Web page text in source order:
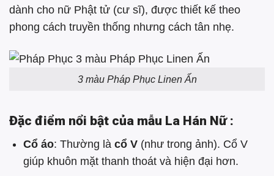
dành cho nữ Phật tử (cư sĩ), được thiết kế theo
phong cách truyền thống nhưng cách tân nhẹ.
3 màu Pháp Phục Linen Ấn
Đặc điểm nổi bật của mẫu La Hán Nữ :
Cổ áo: Thường là cổ V(như trong ảnh). Cổ V
giúp khuôn mặt thanh thoát và hiện đại hơn.